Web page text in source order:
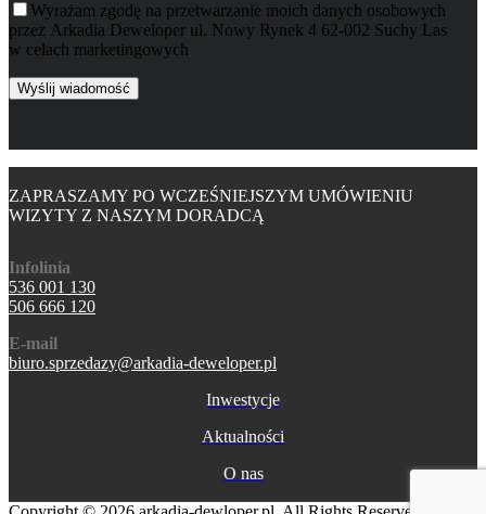
Wyrażam zgodę na przetwarzanie moich danych osobowych
przez Arkadia Deweloper ul. Nowy Rynek 4 62-002 Suchy Las
w celach marketingowych
ZAPRASZAMY PO WCZEŚNIEJSZYM UMÓWIENIU
WIZYTY Z NASZYM DORADCĄ
Infolinia
536 001 130
506 666 120
E-mail
biuro.sprzedazy@arkadia-deweloper.pl
Inwestycje
Aktualności
O nas